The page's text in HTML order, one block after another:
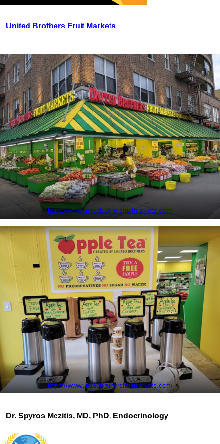
United Brothers Fruit Markets
https://www.unitedbrothersfruitmarkets.com/
https://www.unitedbrothersfruitmarkets.com/
Dr. Spyros Mezitis, MD, PhD, Endocrinology